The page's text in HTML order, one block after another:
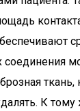
соединения
ткань,
К